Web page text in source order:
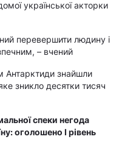
української акторки
перевершити людину і
– вчений
Антарктиди знайшли
зникло десятки тисяч
спеки негода
оголошено І рівень